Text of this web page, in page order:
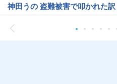
神田うの 盗難被害で叩かれた訳